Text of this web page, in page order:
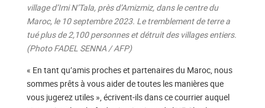
village d’Imi N’Tala, près d’Amizmiz, dans le centre du
Maroc, le 10 septembre 2023. Le tremblement de terre a
tué plus de 2,100 personnes et détruit des villages entiers.
(Photo FADEL SENNA / AFP)
« En tant qu’amis proches et partenaires du Maroc, nous
sommes prêts à vous aider de toutes les manières que
vous jugerez utiles », écrivent-ils dans ce courrier auquel